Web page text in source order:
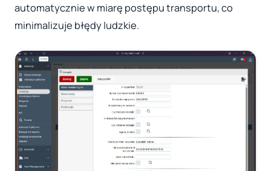
automatycznie w miarę postępu transportu, co
minimalizuje błędy ludzkie.